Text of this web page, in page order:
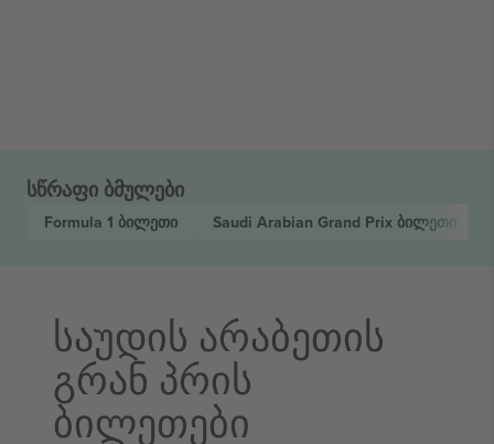
სწრაფი ბმულები
Formula 1 ბილეთი Saudi Arabian Grand Prix ბილეთი
საუდის არაბეთის
გრან პრის
ბილეთები